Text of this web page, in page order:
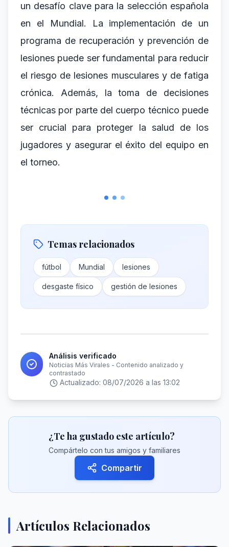
un desafío clave para la selección española
en el Mundial. La implementación de un
programa de recuperación y prevención de
lesiones puede ser fundamental para reducir
el riesgo de lesiones musculares y de fatiga
crónica. Además, la toma de decisiones
técnicas por parte del cuerpo técnico puede
ser crucial para proteger la salud de los
jugadores y asegurar el éxito del equipo en
el torneo.
Temas relacionados
fútbol Mundial lesiones
desgaste físico gestión de lesiones
Análisis verificado
Noticias Más Virales - Contenido analizado y
contrastado
Actualizado: 08/07/2026 a las 13:02
¿Te ha gustado este artículo?
Compártelo con tus amigos y familiares
Compartir
Artículos Relacionados